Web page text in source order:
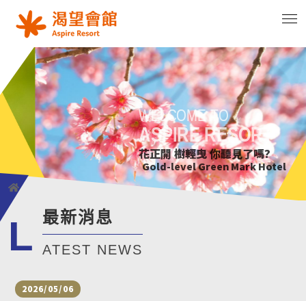
WELCOME TO
ASPIRE RESORT
花正開 樹輕曳 你聽見了嗎?
Gold-level Green Mark Hotel
WELCOME TO
ASPIRE RESORT
只要席地而坐 小確幸不用等待
Gold-level Green Mark Hotel
WELCOME TO
ASPIRE RESORT
綠意萌動迎朝曦
Gold-level Green Mark Hotel
WELCOME TO
ASPIRE RESORT
花正開 樹輕曳 你聽見了嗎?
Gold-level Green Mark Hotel
最新消息
L ATEST NEWS
2026/05/06